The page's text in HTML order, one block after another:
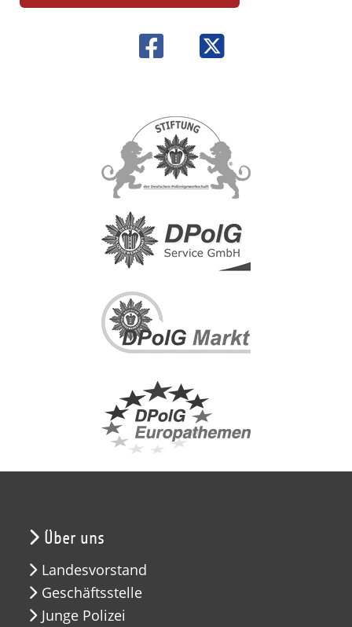
Über uns
Landesvorstand
Geschäftsstelle
Junge Polizei